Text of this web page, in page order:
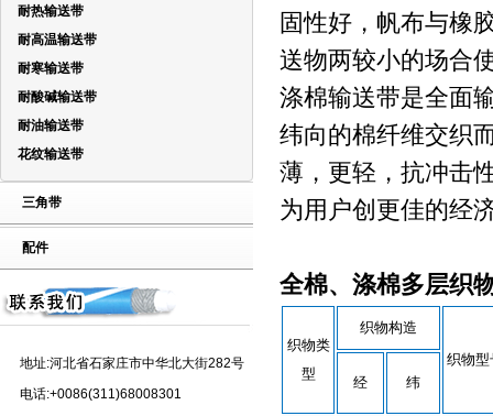
耐热输送带
耐高温输送带
耐寒输送带
耐酸碱输送带
耐油输送带
花纹输送带
三角带
配件
地址:河北省石家庄市中华北大街282号
电话:+0086(311)68008301
固性好，帆布与橡
送物两较小的场合
涤棉输送带是全面
纬向的棉纤维交织
薄，更轻，抗冲击
为用户创更佳的经
全棉、涤棉多层织
织物类
型
织物构造
织物型
经
纬